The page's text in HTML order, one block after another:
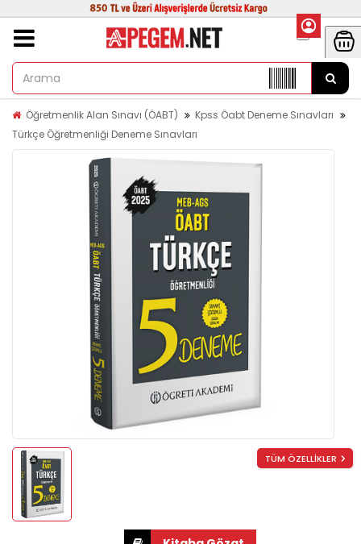
Öğretmenlik Alan Sınavı (ÖABT)
Kpss Öabt Deneme Sınavları
Türkçe Öğretmenliği Deneme Sınavları
TÜM ÖZELLİKLER